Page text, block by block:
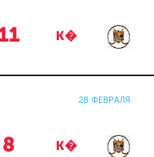
К�
28 ФЕВРАЛЯ
8 К�